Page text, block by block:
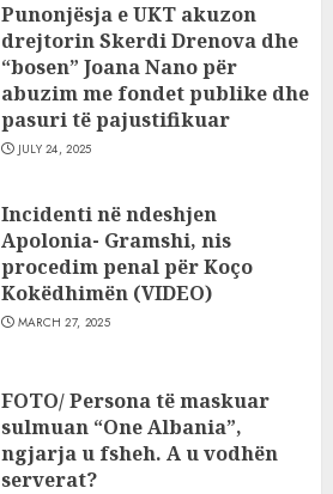
Punonjësja e UKT akuzon
drejtorin Skerdi Drenova dhe
“bosen” Joana Nano për
abuzim me fondet publike dhe
pasuri të pajustifikuar
JULY 24, 2025
Incidenti në ndeshjen
Apolonia- Gramshi, nis
procedim penal për Koço
Kokëdhimën (VIDEO)
MARCH 27, 2025
FOTO/ Persona të maskuar
sulmuan “One Albania”,
ngjarja u fsheh. A u vodhën
serverat?